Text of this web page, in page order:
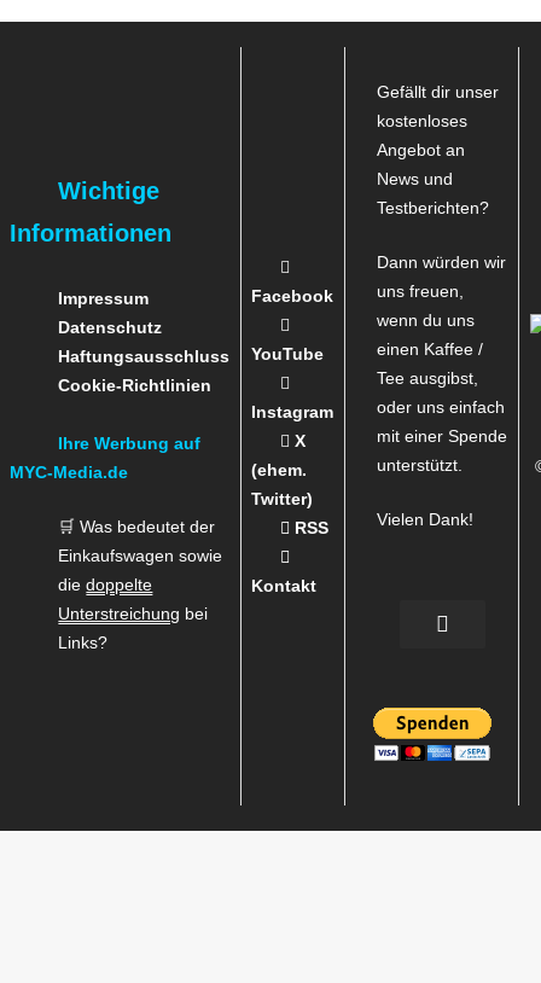
Wichtige
Informationen
Impressum
Datenschutz
Haftungsausschluss
Cookie-Richtlinien
Ihre Werbung auf
MYC-Media.de
🛒 Was bedeutet der
Einkaufswagen sowie
diedoppelte
Unterstreichung bei
Links?
Facebook
YouTube
Instagram
X
(ehem.
Twitter)
RSS
Kontakt
Gefällt dir unser
kostenloses
Angebot an
News und
Testberichten?
Dann würden wir
uns freuen,
wenn du uns
einen Kaffee /
Tee ausgibst,
oder uns einfach
mit einer Spende
unterstützt.
Vielen Dank!